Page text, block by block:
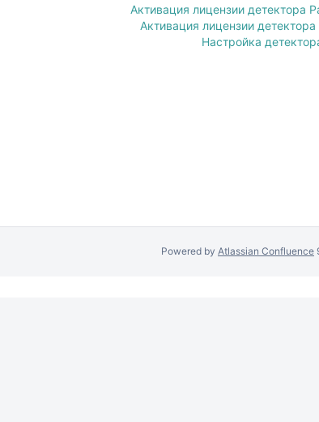
Активация лицензии детектора
Активация лицензии
Настройка
Powered by Atlassian Confluence